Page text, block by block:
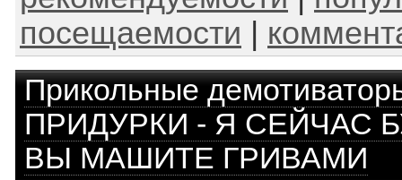
посещаемости
Прикольные
ПРИДУРКИ - Я СЕЙЧАС
ВЫ МАШИТЕ ГРИВАМИ